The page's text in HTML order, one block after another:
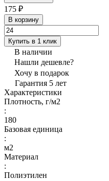
175 ₽
В корзину
Купить в 1 клик
В наличии
Нашли дешевле?
Хочу в подарок
Гарантия 5 лет
Характеристики
Плотность, г/м2
:
180
Базовая единица
:
м2
Материал
:
Полиэтилен